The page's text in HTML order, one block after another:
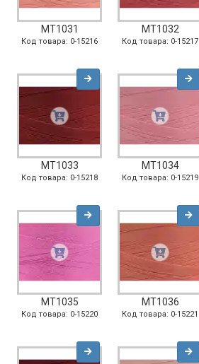
MT1031
Код товара: 0-15216
MT1032
Код товара: 0-15217
MT1033
Код товара: 0-15218
MT1034
Код товара: 0-15219
MT1035
Код товара: 0-15220
MT1036
Код товара: 0-15221